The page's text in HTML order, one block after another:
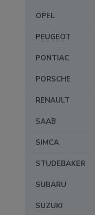
OPEL
PEUGEOT
PONTIAC
PORSCHE
RENAULT
SAAB
SIMCA
STUDEBAKER
SUBARU
SUZUKI